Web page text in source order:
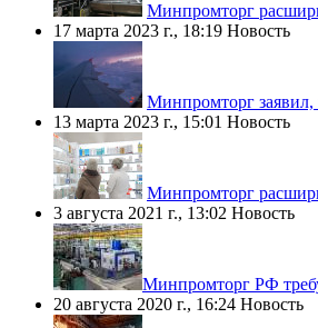
Минпромторг
17 марта 2023 г., 18:19 Новость
Минпромторг заявил,
13 марта 2023 г., 15:01 Новость
Минпромторг
3 августа 2021 г., 13:02 Новость
​Минпромторг РФ
20 августа 2020 г., 16:24 Новость